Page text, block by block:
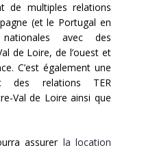
de multiples relations
(et le Portugal en
avec des
de Loire, de l’ouest et
C’est également une
des relations TER
Val de Loire ainsi que
assurer la location